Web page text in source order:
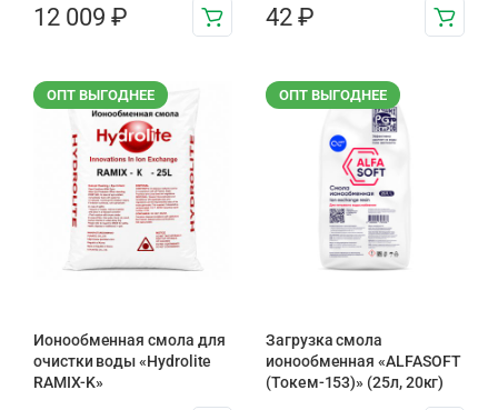
12 009 ₽ 42 ₽
ОПТ ВЫГОДНЕЕ
Ионообменная смола для
очистки воды «Hydrolite
RAMIX-K»
ОПТ ВЫГОДНЕЕ
Загрузка смола
ионообменная «ALFASOFT
(Токем-153)» (25л, 20кг)